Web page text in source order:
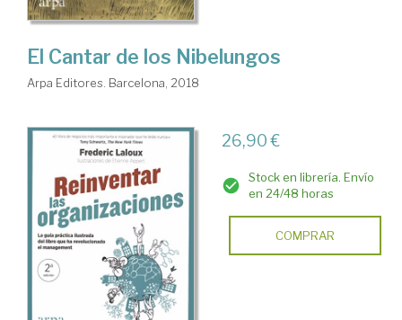
El Cantar de los Nibelungos
Arpa Editores. Barcelona, 2018
26,90 €
Stock en librería. Envío
en 24/48 horas
COMPRAR